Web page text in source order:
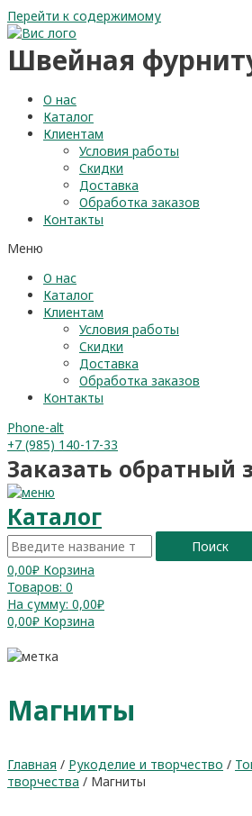
Перейти к содержимому
Швейная
О нас
Каталог
Клиентам
Условия работы
Скидки
Доставка
Обработка заказов
Контакты
Меню
О нас
Каталог
Клиентам
Условия работы
Скидки
Доставка
Обработка заказов
Контакты
Phone-alt
+7 (985) 140-17-33
Заказать обратный
Каталог
Поиск
0,00₽ Корзина
Товаров: 0
На сумму: 0,00₽
0,00₽ Корзина
Магниты
Главная / Рукоделие и творчество /
творчества / Магниты